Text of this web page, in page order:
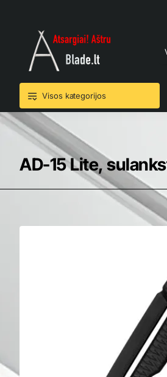
Visos kategorijos
AD-15 Lite,